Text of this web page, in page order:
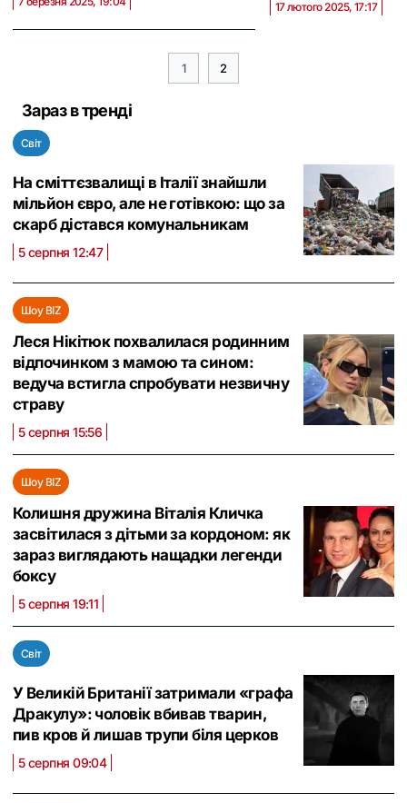
17 лютого 2025, 17:17
1 2
Зараз в тренді
Світ
На сміттєзвалищі в Італії знайшли
мільйон євро, але не готівкою: що за
скарб дістався комунальникам
5 серпня 12:47
Шоу BIZ
Леся Нікітюк похвалилася родинним
відпочинком з мамою та сином:
ведуча встигла спробувати незвичну
страву
5 серпня 15:56
Шоу BIZ
Колишня дружина Віталія Кличка
засвітилася з дітьми за кордоном: як
зараз виглядають нащадки легенди
боксу
5 серпня 19:11
Світ
У Великій Британії затримали «графа
Дракулу»: чоловік вбивав тварин,
пив кров й лишав трупи біля церков
5 серпня 09:04